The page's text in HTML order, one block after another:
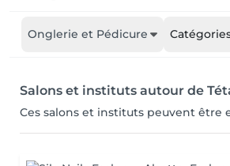
Onglerie et Pédicure
Salons et instituts autour de
Ces salons et instituts peuvent être